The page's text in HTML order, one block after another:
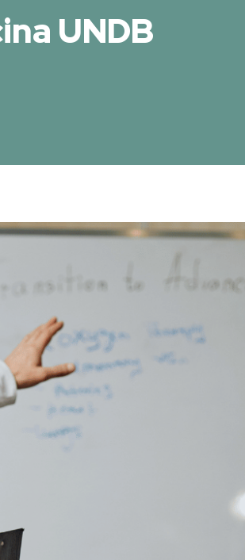
UNDB